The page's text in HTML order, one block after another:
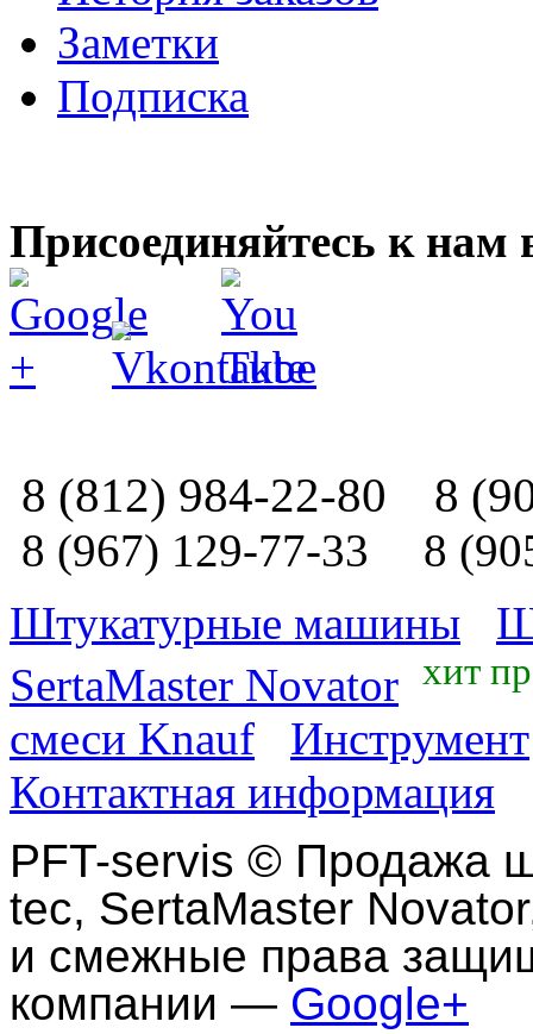
Заметки
Подписка
Присоединяйтесь к нам
8 (812) 984-22-80 8
8 (967) 129-77-33
8
Штукатурные машины
SertaMaster Novator хит
смеси Knauf
Инструмент
Контактная информация
PFT-servis © Продажа
tec, SertaMaster
и смежные права
компании — Google+